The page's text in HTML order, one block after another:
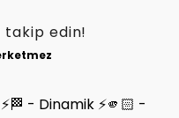
takip edin!